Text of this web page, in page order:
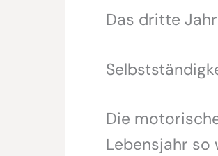
Das dritte
Die
Lebensjahr so